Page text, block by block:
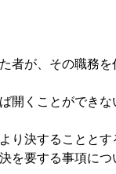
が、その職務を
くことができ
り決することとす
要する事項に